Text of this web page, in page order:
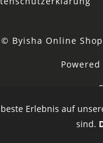
Byisha Online
Erlebnis auf
sind.